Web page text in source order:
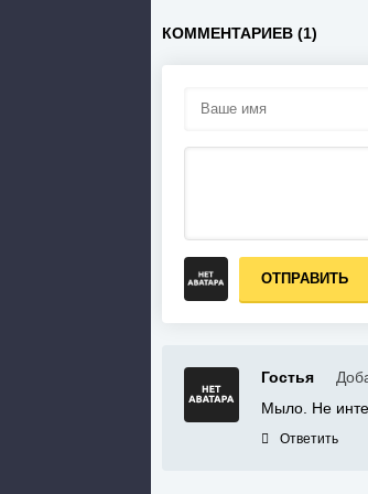
КОММЕНТАРИЕВ (1)
ОТПРАВИТЬ
Гостья
Мыло. Не
Ответить